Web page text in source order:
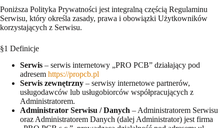
Poniższa Polityka Prywatności jest integralną częścią Regulaminu
Serwisu, który określa zasady, prawa i obowiązki Użytkowników
korzystających z Serwisu.
§1 Definicje
Serwis – serwis internetowy „PRO PCB” działający pod
adresem https://propcb.pl
Serwis zewnętrzny – serwisy internetowe partnerów,
usługodawców lub usługobiorców współpracujących z
Administratorem.
Administrator Serwisu / Danych – Administratorem Serwisu
oraz Administratorem Danych (dalej Administrator) jest firma